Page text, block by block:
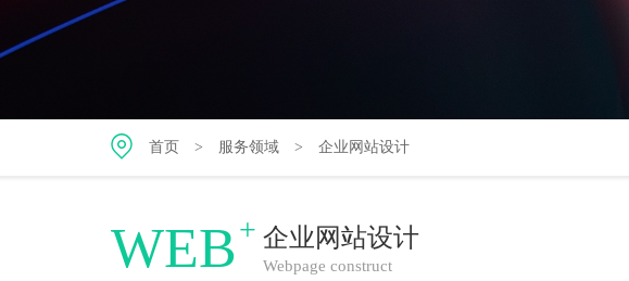
首页 > 服务领域 > 企业网站设计
WEB+ 企业网站设计
Webpage construct